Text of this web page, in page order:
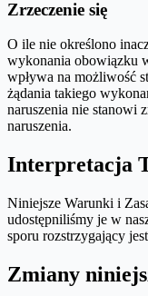
Zrzeczenie się
O ile nie określono
wykonania obowiązku
wpływa na możliwość
żądania takiego
naruszenia nie stanowi
naruszenia.
Interpretacja
Niniejsze Warunki i
udostępniliśmy je w
sporu rozstrzygający
Zmiany